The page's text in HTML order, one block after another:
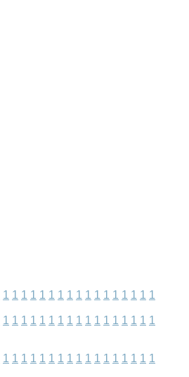
1 1 1 1 1 1 1 1 1 1 1 1 1 1 1 1 1
1 1 1 1 1 1 1 1 1 1 1 1 1 1 1 1 1
1 1 1 1 1 1 1 1 1 1 1 1 1 1 1 1 1